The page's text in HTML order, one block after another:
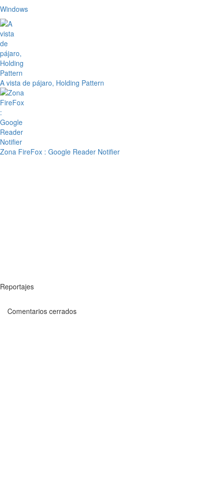
Windows
A vista de pájaro, Holding Pattern
Zona FireFox : Google Reader Notifier
Reportajes
Comentarios cerrados